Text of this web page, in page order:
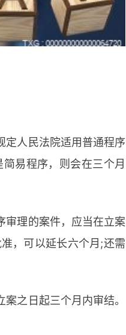
定人民法院适用普通程序
易程序，则会在三个月
审理的案件，应当在立案
，可以延长六个月;还需
之日起三个月内审结。